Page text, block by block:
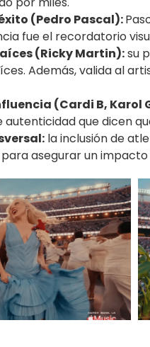
(Pedro Pascal):
fue el recordatorio
(Ricky Martin):su
Además, valida al
(Cardi B, Karol
que dicen
la inclusión de
asegurar un